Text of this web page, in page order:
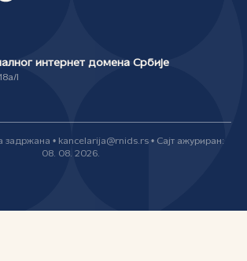
интернет домена Србије
I
задржана • kancelarija@rnids.rs • Сајт ажуриран:
08. 08. 2026.